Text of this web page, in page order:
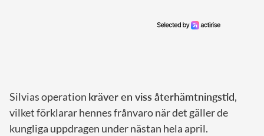
Silvias operation kräver en viss återhämtningstid,
vilket förklarar hennes frånvaro när det gäller de
kungliga uppdragen under nästan hela april.